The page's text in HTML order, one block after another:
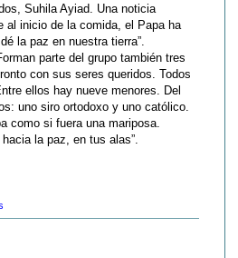
Suhila Ayiad. Una noticia
al inicio de la comida, el Papa ha
la paz en nuestra tierra”.
parte del grupo también tres
con sus seres queridos. Todos
ellos hay nueve menores. Del
uno siro ortodoxo y uno católico.
como si fuera una mariposa.
la paz, en tus alas”.